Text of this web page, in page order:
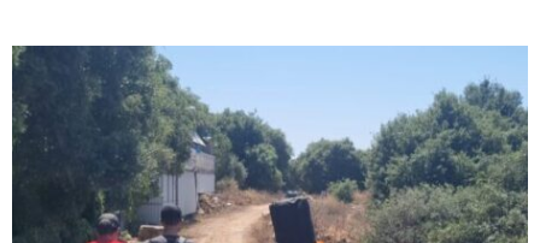
בדיקות פוליגרף – מתי כדאי לבדוק את העובדות ולא להסתפק
בהשערות?